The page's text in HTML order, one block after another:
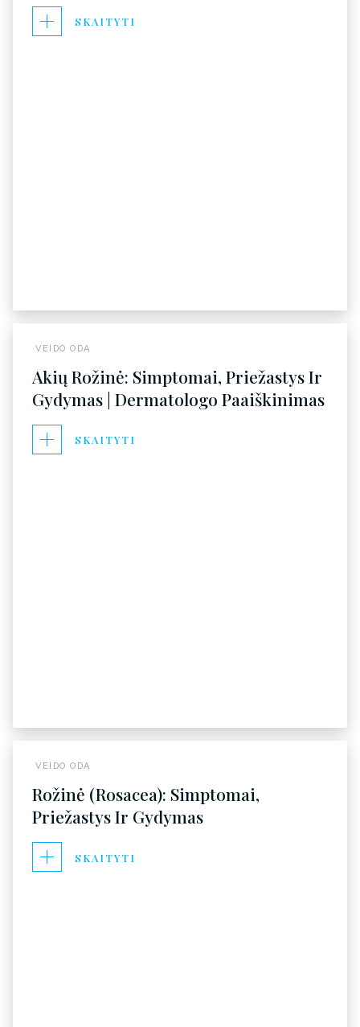
SKAITYTI
VEIDO ODA
Akių Rožinė: Simptomai, Priežastys Ir
Gydymas | Dermatologo Paaiškinimas
SKAITYTI
VEIDO ODA
Rožinė (rosacea): Simptomai,
Priežastys Ir Gydymas
SKAITYTI